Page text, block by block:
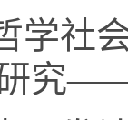
学社
究